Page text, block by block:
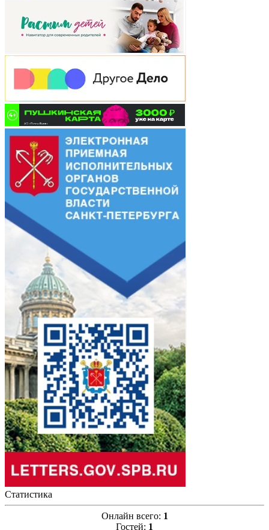
Статистика
Онлайн всего: 1
Гостей: 1